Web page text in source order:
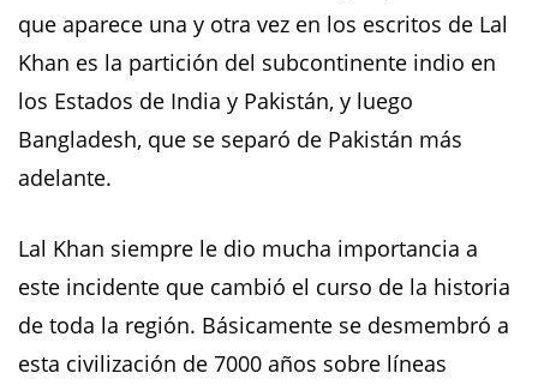
que aparece una y otra vez en los escritos de Lal
Khan es la partición del subcontinente indio en
los Estados de India y Pakistán, y luego
Bangladesh, que se separó de Pakistán más
adelante.
Lal Khan siempre le dio mucha importancia a
este incidente que cambió el curso de la historia
de toda la región. Básicamente se desmembró a
esta civilización de 7000 años sobre líneas